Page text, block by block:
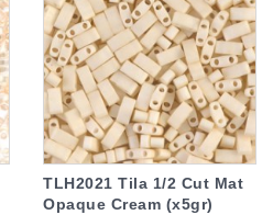
TLH2021 Tila 1/2 Cut Mat
Opaque Cream (x5gr)